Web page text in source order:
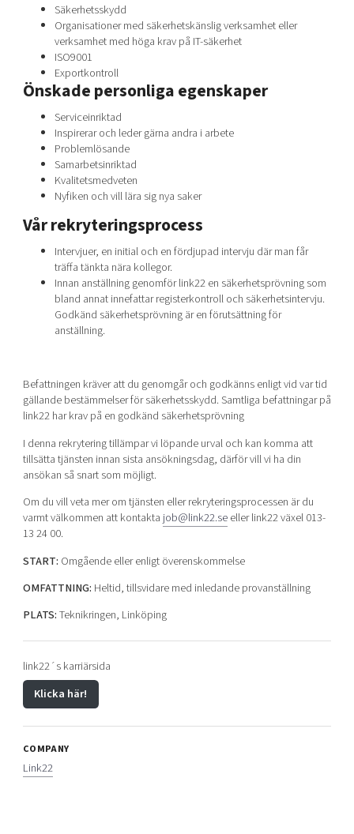
Säkerhetsskydd
Organisationer med säkerhetskänslig verksamhet eller
verksamhet med höga krav på IT-säkerhet
ISO9001
Exportkontroll
Önskade personliga egenskaper
Serviceinriktad
Inspirerar och leder gärna andra i arbete
Problemlösande
Samarbetsinriktad
Kvalitetsmedveten
Nyfiken och vill lära sig nya saker
Vår rekryteringsprocess
Intervjuer, en initial och en fördjupad intervju där man får
träffa tänkta nära kollegor.
Innan anställning genomför link22 en säkerhetsprövning som
bland annat innefattar registerkontroll och säkerhetsintervju.
Godkänd säkerhetsprövning är en förutsättning för
anställning.
Befattningen kräver att du genomgår och godkänns enligt vid var tid
gällande bestämmelser för säkerhetsskydd. Samtliga befattningar på
link22 har krav på en godkänd säkerhetsprövning
I denna rekrytering tillämpar vi löpande urval och kan komma att
tillsätta tjänsten innan sista ansökningsdag, därför vill vi ha din
ansökan så snart som möjligt.
Om du vill veta mer om tjänsten eller rekryteringsprocessen är du
varmt välkommen att kontakta job@link22.seeller link22 växel 013-
13 24 00.
START: Omgående eller enligt överenskommelse
OMFATTNING: Heltid, tillsvidare med inledande provanställning
PLATS:Teknikringen, Linköping
link22´s karriärsida
Klicka här!
COMPANY
Link22